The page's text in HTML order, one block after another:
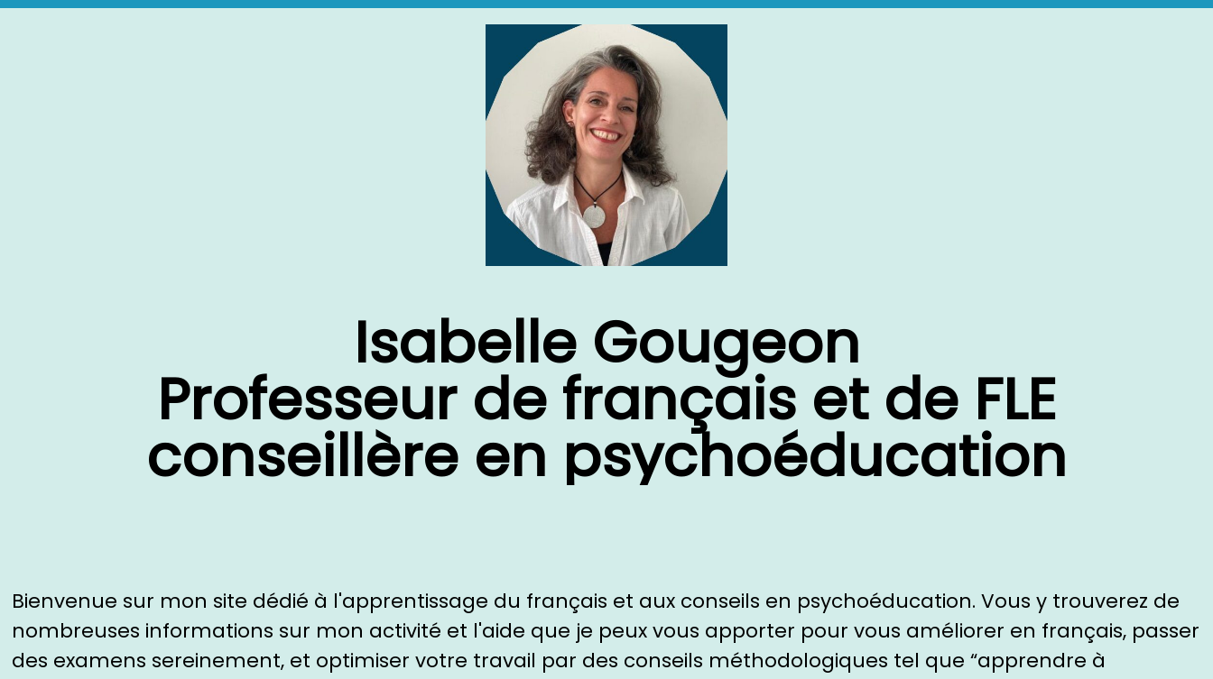
Isabelle Gougeon
Professeur de français et de FLE
conseillère en psychoéducation
Bienvenue sur mon site dédié à l'apprentissage du français et aux conseils en psychoéducation. Vous y trouverez de
nombreuses informations sur mon activité et l'aide que je peux vous apporter pour vous améliorer en français, passer
des examens sereinement, et optimiser votre travail par des conseils méthodologiques tel que “apprendre à